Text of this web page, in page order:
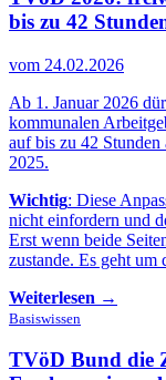
bis zu 42
vom 24.02.2026
Ab 1. Januar 2026
kommunalen
auf bis zu 42
2025.
Wichtig: Diese
nicht einfordern und
Erst wenn beide
zustande. Es geht um
Weiterlesen →
Basiswissen
TVöD Bund die